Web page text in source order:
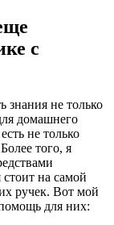
с
знания не только
домашнего
не только
того, я
на самой
ручек. Вот мой
для них: